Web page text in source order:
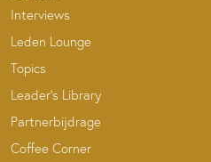
Interviews
Leden Lounge
Topics
Leader’s Library
Partnerbijdrage
Coffee Corner